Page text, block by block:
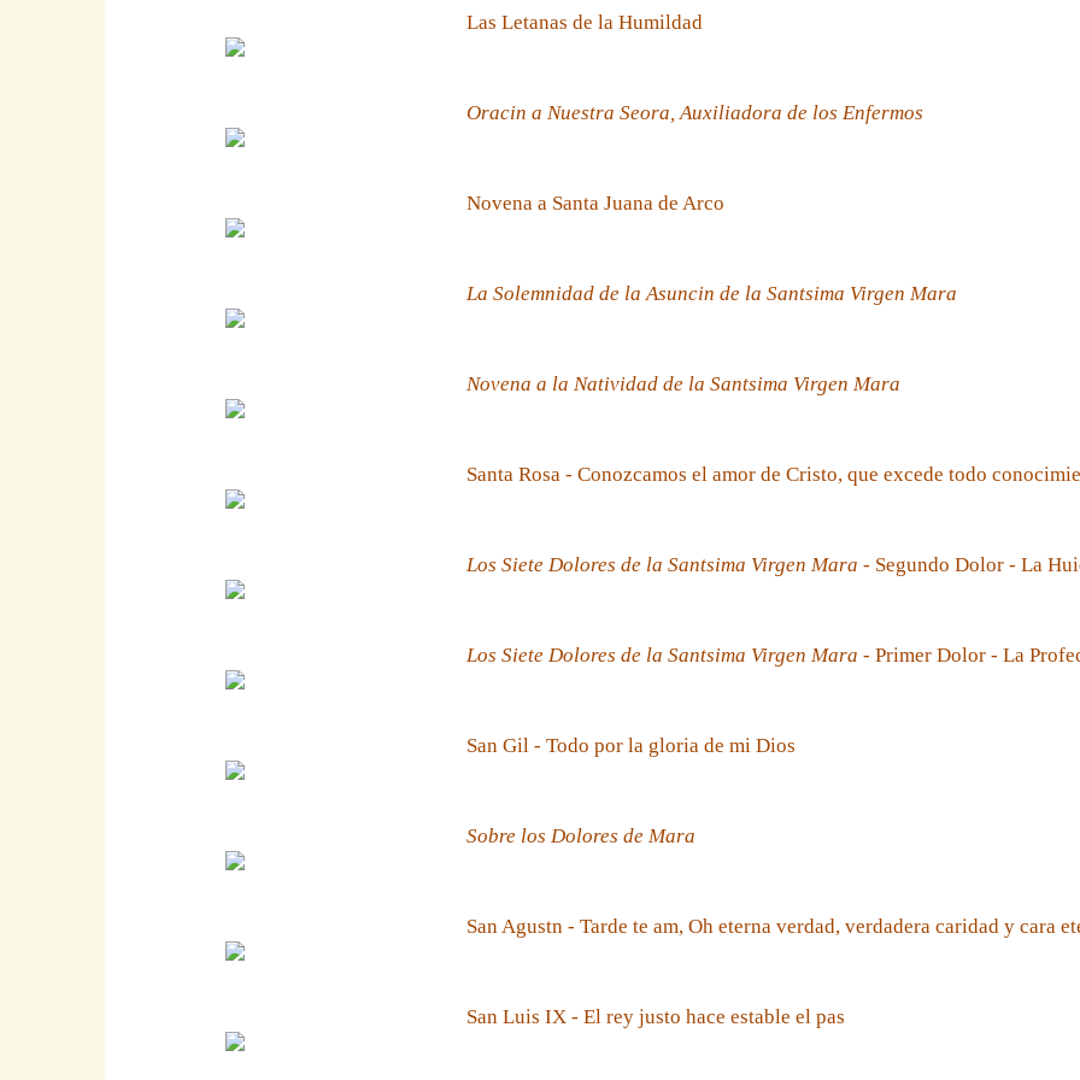
Las Letanas de la Humildad
Oracin a Nuestra Seora, Auxiliadora de los Enfermos
Novena a Santa Juana de Arco
La Solemnidad de la Asuncin de la Santsima Virgen Mara
Novena a la Natividad de la Santsima Virgen Mara
Santa Rosa - Conozcamos el amor de Cristo, que excede todo
Los Siete Dolores de la Santsima Virgen Mara - Segundo Dolor - La
Los Siete Dolores de la Santsima Virgen Mara - Primer Dolor - La
San Gil - Todo por la gloria de mi Dios
Sobre los Dolores de Mara
San Agustn - Tarde te am, Oh eterna verdad, verdadera caridad y cara
San Luis IX - El rey justo hace estable el pas